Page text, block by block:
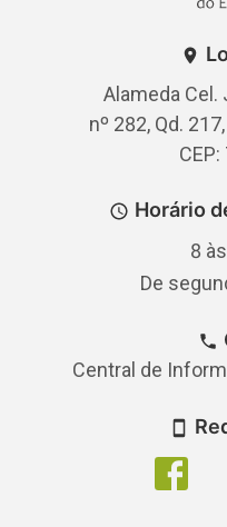
Alameda Cel.
nº 282, Qd.
Horário
8
De
Central de